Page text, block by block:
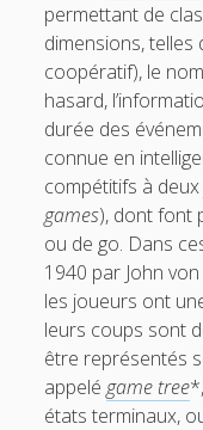
permettant de
dimensions, telles
coopératif), le
hasard,
durée des
connue en
compétitifs à
games), dont font
ou de go. Dans
1940 par John
les joueurs ont
leurs coups sont
être représentés
appelégame tree
états terminaux,